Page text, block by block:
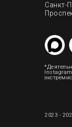
2023 -
Санкт-